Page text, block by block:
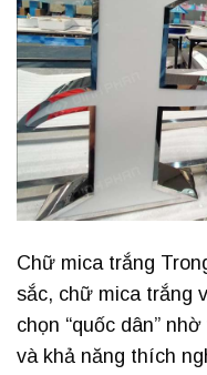
Chữ mica trắng
sắc, chữ mica trắng
chọn “quốc dân”
và khả năng thích